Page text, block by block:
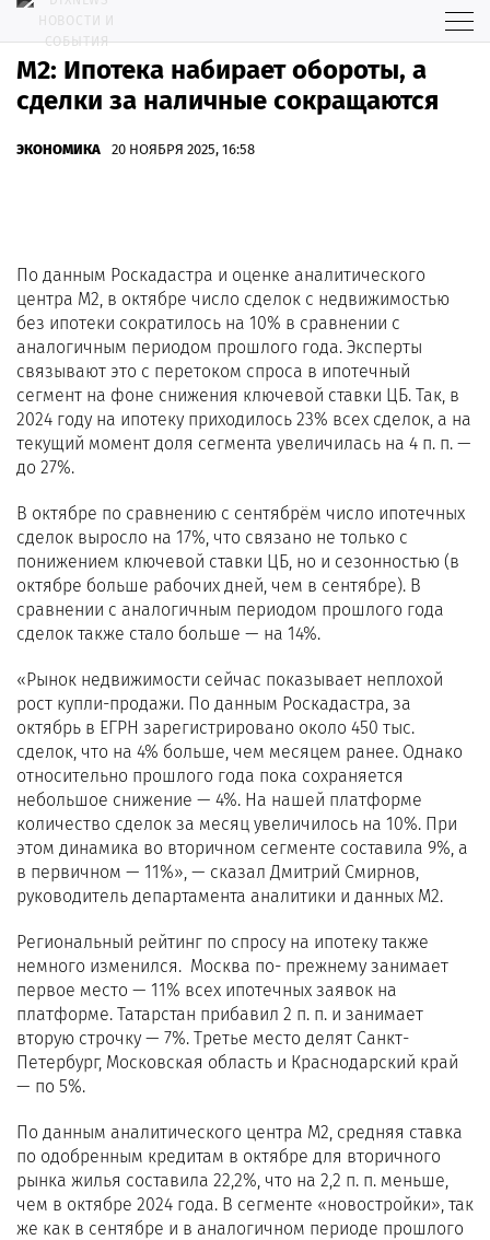
М2: Ипотека набирает обороты, а
сделки за наличные сокращаются
ЭКОНОМИКА 20 НОЯБРЯ 2025, 16:58
По данным Роскадастра и оценке аналитического
центра М2, в октябре число сделок с недвижимостью
без ипотеки сократилось на 10% в сравнении с
аналогичным периодом прошлого года. Эксперты
связывают это с перетоком спроса в ипотечный
сегмент на фоне снижения ключевой ставки ЦБ. Так, в
2024 году на ипотеку приходилось 23% всех сделок, а на
текущий момент доля сегмента увеличилась на 4 п. п. —
до 27%.
В октябре по сравнению с сентябрём число ипотечных
сделок выросло на 17%, что связано не только с
понижением ключевой ставки ЦБ, но и сезонностью (в
октябре больше рабочих дней, чем в сентябре). В
сравнении с аналогичным периодом прошлого года
сделок также стало больше — на 14%.
«Рынок недвижимости сейчас показывает неплохой
рост купли-продажи. По данным Роскадастра, за
октябрь в ЕГРН зарегистрировано около 450 тыс.
сделок, что на 4% больше, чем месяцем ранее. Однако
относительно прошлого года пока сохраняется
небольшое снижение — 4%. На нашей платформе
количество сделок за месяц увеличилось на 10%. При
этом динамика во вторичном сегменте составила 9%, а
в первичном — 11%», — сказал Дмитрий Смирнов,
руководитель департамента аналитики и данных М2.
Региональный рейтинг по спросу на ипотеку также
немного изменился. Москва по- прежнему занимает
первое место — 11% всех ипотечных заявок на
платформе. Татарстан прибавил 2 п. п. и занимает
вторую строчку — 7%. Третье место делят Санкт-
Петербург, Московская область и Краснодарский край
— по 5%.
По данным аналитического центра М2, средняя ставка
по одобренным кредитам в октябре для вторичного
рынка жилья составила 22,2%, что на 2,2 п. п. меньше,
чем в октябре 2024 года. В сегменте «новостройки», так
же как в сентябре и в аналогичном периоде прошлого